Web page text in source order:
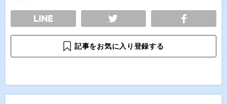
TWEET
記事をお気に入り登録する